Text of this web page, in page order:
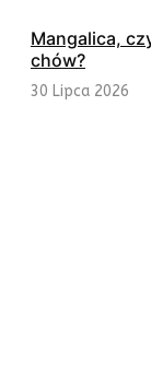
Mangalica,
chów?
30 Lipca 2026